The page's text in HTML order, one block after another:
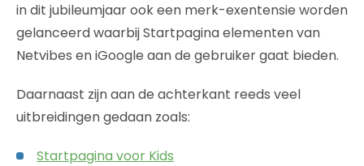
in dit jubileumjaar ook een merk-exentensie worden
gelanceerd waarbij Startpagina elementen van
Netvibes en iGoogle aan de gebruiker gaat bieden.
Daarnaast zijn aan de achterkant reeds veel
uitbreidingen gedaan zoals:
Startpagina voor Kids